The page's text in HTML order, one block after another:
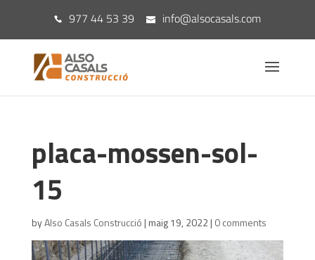
977 44 53 39 info@alsocasals.com
placa-mossen-sol-
15
byAlso Casals Construcció | maig 19, 2022| 0 comments